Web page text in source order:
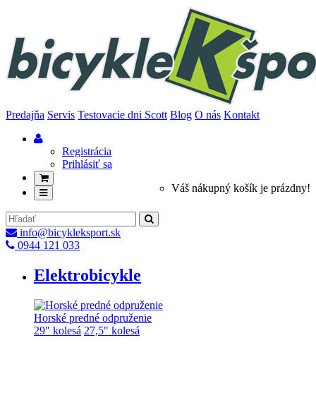
Predajňa Servis Testovacie dni Scott Blog O nás Kontakt
Registrácia
Prihlásiť sa
Váš nákupný košík je prázdny!
info@bicykleksport.sk
0944 121 033
Elektrobicykle
Horské predné odpruženie
29" kolesá 27,5" kolesá